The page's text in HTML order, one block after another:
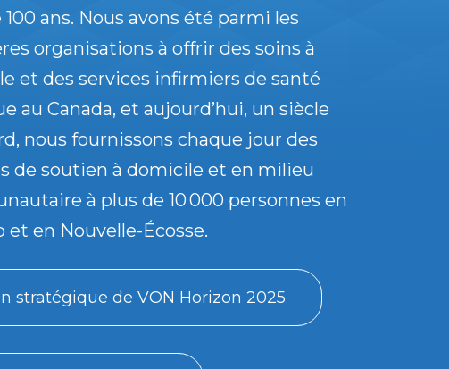
100 ans. Nous avons été parmi les
organisations à offrir des soins à
et des services infirmiers de santé
au Canada, et aujourd’hui, un siècle
nous fournissons chaque jour des
de soutien à domicile et en milieu
à plus de 10 000 personnes en
et en Nouvelle-Écosse.
stratégique de VON Horizon 2025